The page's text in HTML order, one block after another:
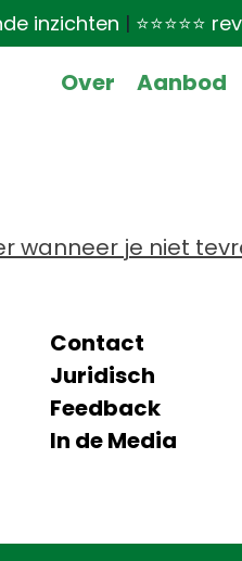
inzichten | ⭐⭐⭐⭐⭐
Over Aanbod
wanneer je niet
Contact
Juridisch
Feedback
In de Media